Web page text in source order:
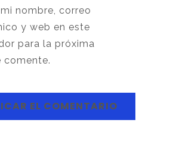
nombre, correo
y web en este
para la próxima
comente.